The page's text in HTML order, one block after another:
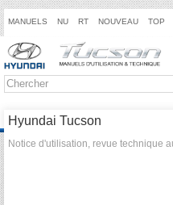
MANUELS NU RT NOUVEAU TOP
Hyundai Tucson
Notice d'utilisation, revue technique